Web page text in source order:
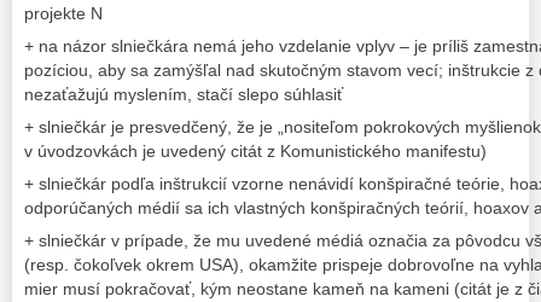
projekte N
+ na názor slniečkára nemá jeho vzdelanie vplyv – je príliš
pozíciou, aby sa zamýšľal nad skutočným stavom vecí; inštrukcie
nezaťažujú myslením, stačí slepo súhlasiť
+ slniečkár je presvedčený, že je „nositeľom pokrokových
v úvodzovkách je uvedený citát z Komunistického manifestu)
+ slniečkár podľa inštrukcií vzorne nenávidí konšpiračné teórie,
odporúčaných médií sa ich vlastných konšpiračných teórií, hoaxov
+ slniečkár v prípade, že mu uvedené médiá označia za pôvodcu
(resp. čokoľvek okrem USA), okamžite prispeje dobrovoľne na
mier musí pokračovať, kým neostane kameň na kameni (citát je z